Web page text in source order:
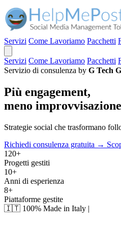
Servizi Come Lavoriamo Pacchetti
Servizi Come Lavoriamo Pacchetti
Servizio di consulenza by G Tech
Più engagement,
meno
Strategie social che trasformano
Richiedi consulenza gratuita →
120+
Progetti gestiti
10+
Anni di esperienza
8+
Piattaforme gestite
🇮🇹 100% Made in Italy |